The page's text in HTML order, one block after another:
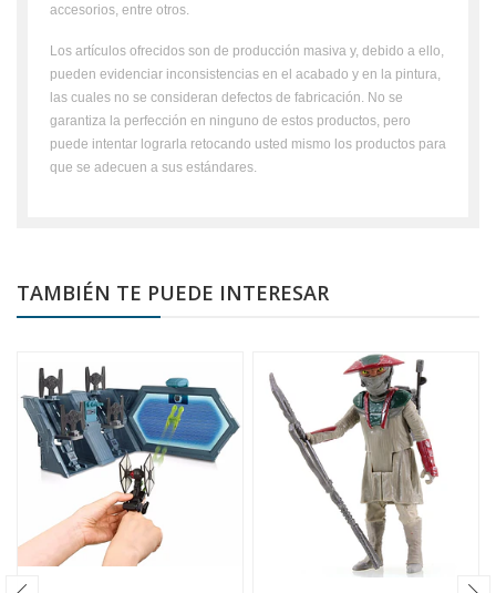
accesorios, entre otros.
Los artículos ofrecidos son de producción masiva y, debido a ello,
pueden evidenciar inconsistencias en el acabado y en la pintura,
las cuales no se consideran defectos de fabricación. No se
garantiza la perfección en ninguno de estos productos, pero
puede intentar lograrla retocando usted mismo los productos para
que se adecuen a sus estándares.
TAMBIÉN TE PUEDE INTERESAR